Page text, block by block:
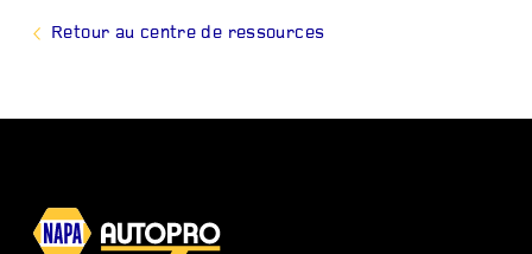
Retour au centre de ressources